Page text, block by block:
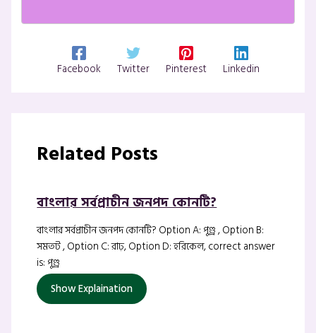
Facebook Twitter Pinterest Linkedin
Related Posts
বাংলার সর্বপ্রাচীন জনপদ কোনটি?
বাংলার সর্বপ্রাচীন জনপদ কোনটি? Option A: পুণ্ড্র , Option B:
সমতট , Option C: রাঢ়, Option D: হরিকেল, correct answer
is: পুণ্ড্র
Show Explaination